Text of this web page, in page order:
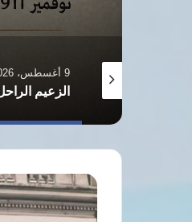
8 أغسطس، 2026
من
ذاكرة
التاريخ: